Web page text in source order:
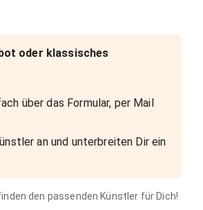
oder klassisches
über das Formular, per Mail
an und unterbreiten Dir ein
den passenden Künstler für Dich!